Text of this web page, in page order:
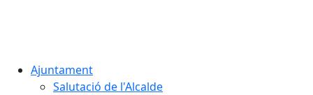
Ajuntament
Salutació de l'Alcalde